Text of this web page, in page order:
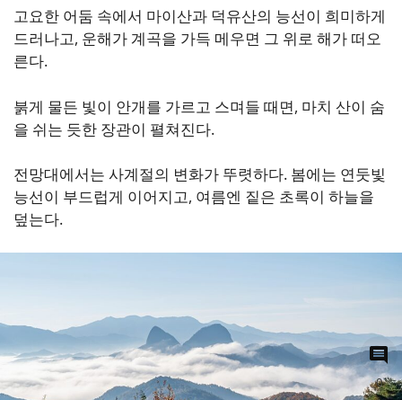
고요한 어둠 속에서 마이산과 덕유산의 능선이 희미하게
드러나고, 운해가 계곡을 가득 메우면 그 위로 해가 떠오
른다.
붉게 물든 빛이 안개를 가르고 스며들 때면, 마치 산이 숨
을 쉬는 듯한 장관이 펼쳐진다.
전망대에서는 사계절의 변화가 뚜렷하다. 봄에는 연둣빛
능선이 부드럽게 이어지고, 여름엔 짙은 초록이 하늘을
덮는다.
0